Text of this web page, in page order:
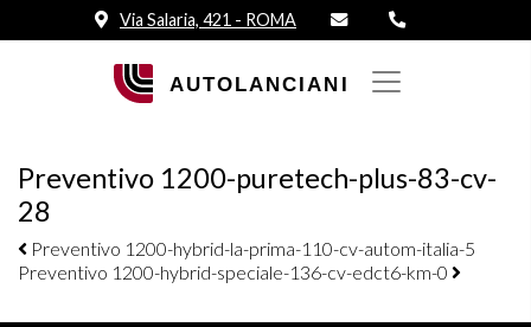
Via Salaria, 421 - ROMA
Preventivo 1200-puretech-plus-83-cv-
28
Navigazione elementi
Preventivo 1200-hybrid-la-prima-110-cv-autom-italia-5
Preventivo 1200-hybrid-speciale-136-cv-edct6-km-0